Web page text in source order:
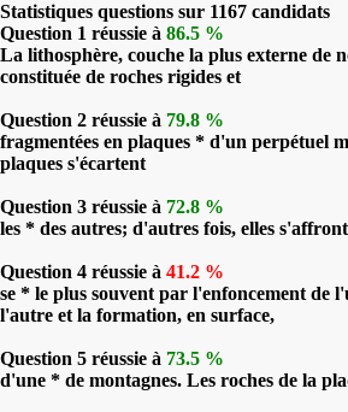
Statistiques questions sur 1167 candidats
Question 1 réussie à 86.5 %
La lithosphère, couche la plus externe de
constituée de roches rigides et
Question 2 réussie à 79.8 %
fragmentées en plaques * d'un perpétuel
plaques s'écartent
Question 3 réussie à 72.8 %
les * des autres; d'autres fois, elles
Question 4 réussie à 41.2 %
se * le plus souvent par l'enfoncement de
l'autre et la formation, en surface,
Question 5 réussie à 73.5 %
d'une * de montagnes. Les roches de la